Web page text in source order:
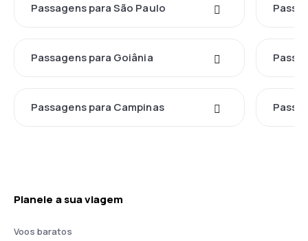
Passagens para São Paulo
Passagens para Goiânia
Passagens para Campinas
Planeie a sua viagem
Voos baratos